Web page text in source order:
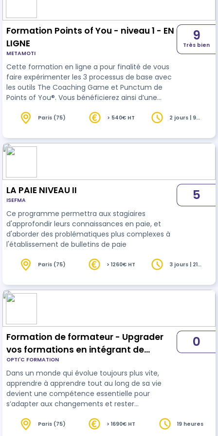
Formation Points of You - niveau 1 - EN
LIGNE
METAMOTI
Cette formation en ligne a pour finalité de vous
faire expérimenter les 3 processus de base avec
les outils The Coaching Game et Punctum de
Points of You®. Vous bénéficierez ainsi d’une
outils Points of You®. Et vous expérimenterez
communiquer et de dialoguer tout en
enrichissant votre savoir-faire professionnel. A
9
Très bien
Paris (75) > 540€ HT
2 jours | 9
LA PAIE NIVEAU II
ISEFMA
Ce programme permettra aux stagiaires
d'approfondir leurs connaissances en paie, et
d'aborder des problématiques plus complexes à
l'établissement de bulletins de paie
5
Paris (75) > 1260€ HT
3 jours | 21
Formation de formateur - Upgrader
vos formations en intégrant de
l’apprendre à apprendre
OPTI'C FORMATION
Dans un monde qui évolue toujours plus vite,
apprendre à apprendre tout au long de sa vie
devient une compétence essentielle pour
s’adapter aux changements et rester
l’opportunité d’intégrer cette compétence clé
0
Paris (75) > 1690€ HT 19 heures